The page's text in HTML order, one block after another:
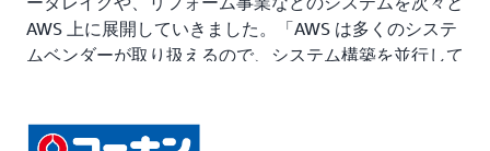
AWS 上に展開していきました。「AWS は多くのシステ
ムベンダーが取り扱えるので、システム構築を並行して
を利用し、
Amazon EC2